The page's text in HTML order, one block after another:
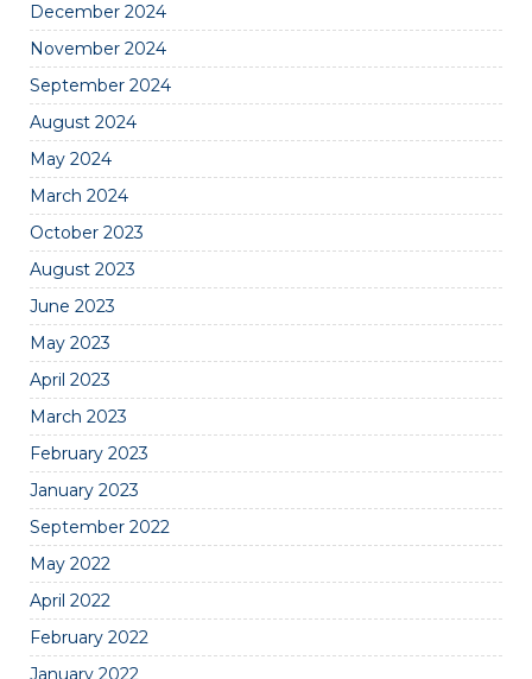
December 2024
November 2024
September 2024
August 2024
May 2024
March 2024
October 2023
August 2023
June 2023
May 2023
April 2023
March 2023
February 2023
January 2023
September 2022
May 2022
April 2022
February 2022
January 2022